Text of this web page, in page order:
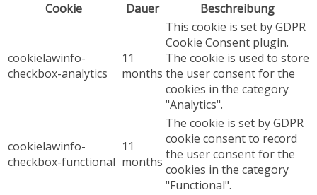
Cookie
Dauer Beschreibung
cookielawinfo-
checkbox-analytics
11
months
This cookie is set by GDPR
Cookie Consent plugin.
The cookie is used to store
the user consent for the
cookies in the category
"Analytics".
cookielawinfo-
checkbox-functional
11
months
The cookie is set by GDPR
cookie consent to record
the user consent for the
cookies in the category
"Functional".